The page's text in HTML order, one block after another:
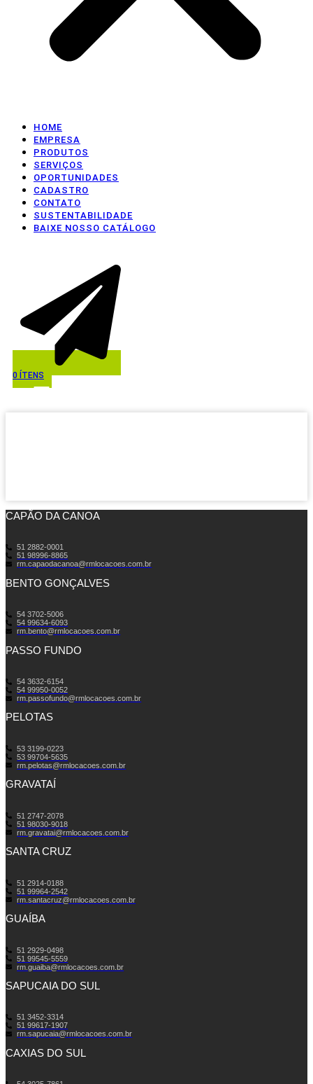
HOME
EMPRESA
PRODUTOS
SERVIÇOS
OPORTUNIDADES
CADASTRO
CONTATO
SUSTENTABILIDADE
BAIXE NOSSO CATÁLOGO
0 ÍTENS
CAPÃO DA CANOA
51 2882-0001
51 98996-8865
rm.capaodacanoa@rmlocacoes.com.br
BENTO GONÇALVES
54 3702-5006
54 99634‑6093‬
rm.bento@rmlocacoes.com.br
PASSO FUNDO
54 3632-6154
54 99950-0052
rm.passofundo@rmlocacoes.com.br
PELOTAS
53 3199-0223
53 99704-5635
rm.pelotas@rmlocacoes.com.br
GRAVATAÍ
51 2747-2078
51 98030-9018
rm.gravatai@rmlocacoes.com.br
SANTA CRUZ
51 2914-0188
51 99964-2542
rm.santacruz@rmlocacoes.com.br
GUAÍBA
51 2929-0498
51 99545-5559
rm.guaiba@rmlocacoes.com.br
SAPUCAIA DO SUL
51 3452-3314
51 99617-1907
rm.sapucaia@rmlocacoes.com.br
CAXIAS DO SUL